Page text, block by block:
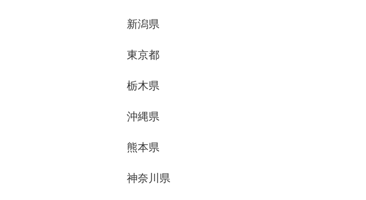
新潟県
東京都
栃木県
沖縄県
熊本県
神奈川県